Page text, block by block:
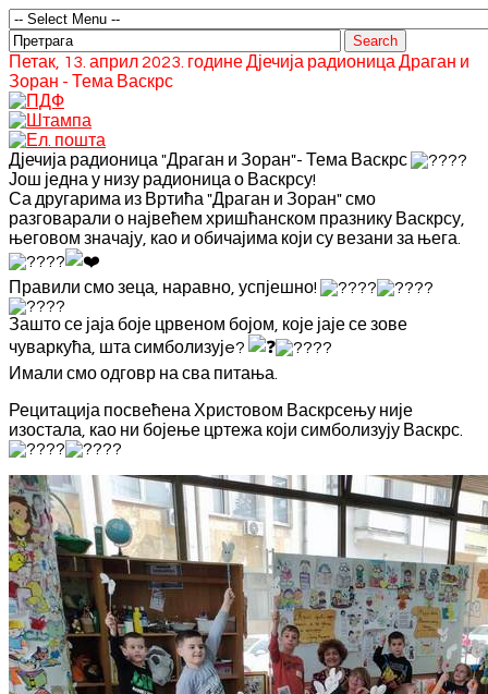
Петак, 13. април 2023. године Дјечија радионица Драган и
Зоран - Тема Васкрс
Дјечија радионица "Драган и Зоран"- Тема Васкрс
Још једна у низу радионица о Васкрсу!
Са другарима из Вртића "Драган и Зоран" смо
разговарали о највећем хришћанском празнику Васкрсу,
његовом значају, као и обичајима који су везани за њега.
Правили смо зеца, наравно, успјешно!
Зашто се јаја боје црвеном бојом, које јаје се зове
чуваркућа, шта симболизујe?
Имали смо одговр на сва питања.
Рецитација посвећена Христовом Васкрсењу није
изостала, као ни бојење цртежа који симболизују Васкрс.